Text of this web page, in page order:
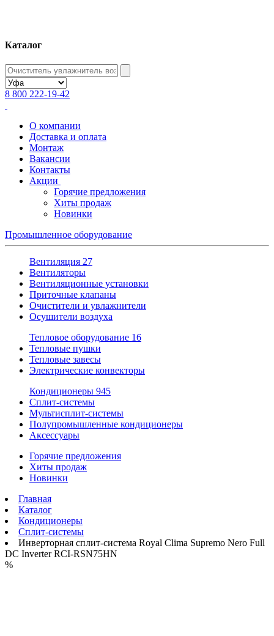
Каталог
8 800 222-19-42
О компании
Доставка и оплата
Монтаж
Вакансии
Контакты
Акции
Горячие предложения
Хиты продаж
Новинки
Промышленное оборудование
Вентиляция 27
Вентиляторы
Вентиляционные установки
Приточные клапаны
Очистители и увлажнители
Осушители воздуха
Тепловое оборудование 16
Тепловые пушки
Тепловые завесы
Электрические конвекторы
Кондиционеры 945
Сплит-системы
Мультисплит-системы
Полупромышленные кондиционеры
Аксессуары
Горячие предложения
Хиты продаж
Новинки
Главная
Каталог
Кондиционеры
Сплит-системы
Инверторная сплит-система Royal Clima Supremo Nero Full
DC Inverter RCI-RSN75HN
%